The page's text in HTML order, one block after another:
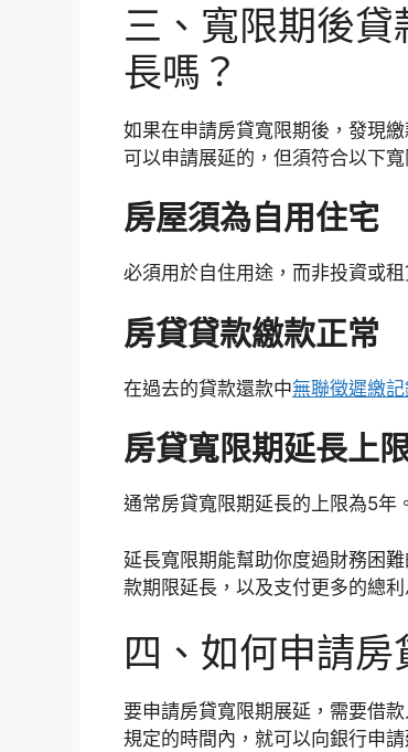
三、寬限期後
長嗎？
如果在申請房貸寬限期後，發現
可以申請展延的，但須符合以下寬
房屋須為自用住宅
必須用於自住用途，而非投資或租
房貸貸款繳款正常
在過去的貸款還款中無聯徵遲繳
房貸寬限期延長上
通常房貸寬限期延長的上限為5年
延長寬限期能幫助你度過財務困
款期限延長，以及支付更多的總利
四、如何申請房
要申請房貸寬限期展延，需要借
規定的時間內，就可以向銀行申請